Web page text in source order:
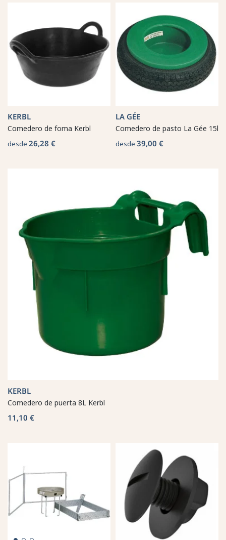
KERBL
Comedero de foma Kerbl
desde 26,28 €
LA GÉE
Comedero de pasto La Gée 15l
desde 39,00 €
KERBL
Comedero de puerta 8L Kerbl
11,10 €